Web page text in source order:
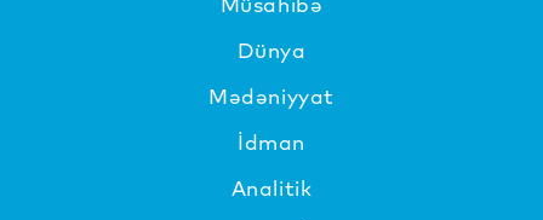
Dünya
Mədəniyyat
İdman
Analitik